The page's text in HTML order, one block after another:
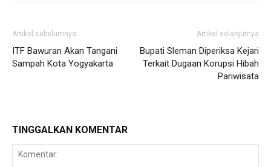
Artikel sebelumnya
ITF Bawuran Akan Tangani
Sampah Kota Yogyakarta
Artikel selanjutnya
Bupati Sleman Diperiksa Kejari
Terkait Dugaan Korupsi Hibah
Pariwisata
TINGGALKAN KOMENTAR